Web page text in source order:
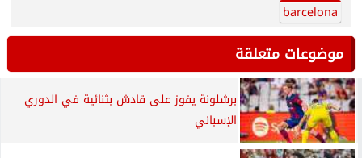
barcelona
موضوعات متعلقة
برشلونة يفوز على قادش بثنائية في الدوري
الإسباني